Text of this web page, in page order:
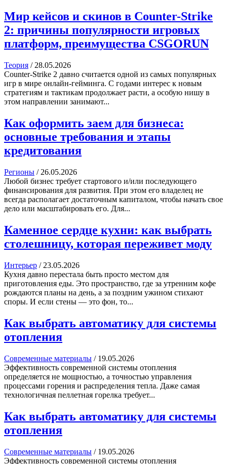
Мир кейсов и скинов в Counter-Strike
2: причины популярности игровых
платформ, преимущества CSGORUN
Теория / 28.05.2026
Counter-Strike 2 давно считается одной из самых популярных
игр в мире онлайн-гейминга. С годами интерес к новым
стратегиям и тактикам продолжает расти, а особую нишу в
этом направлении занимают...
Как оформить заем для бизнеса:
основные требования и этапы
кредитования
Регионы / 26.05.2026
Любой бизнес требует стартового и/или последующего
финансирования для развития. При этом его владелец не
всегда располагает достаточным капиталом, чтобы начать свое
дело или масштабировать его. Для...
Каменное сердце кухни: как выбрать
столешницу, которая переживет моду
Интерьер / 23.05.2026
Кухня давно перестала быть просто местом для
приготовления еды. Это пространство, где за утренним кофе
рождаются планы на день, а за поздним ужином стихают
споры. И если стены — это фон, то...
Как выбрать автоматику для системы
отопления
Современные материалы / 19.05.2026
Эффективность современной системы отопления
определяется не мощностью, а точностью управления
процессами горения и распределения тепла. Даже самая
технологичная пеллетная горелка требует...
Как выбрать автоматику для системы
отопления
Современные материалы / 19.05.2026
Эффективность современной системы отопления